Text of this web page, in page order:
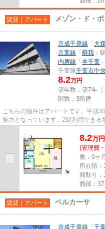
賃貸｜アパート メゾン・ド・
京成千原線 「 大
京葉線 「 蘇我 」
内房線 「 本千葉
千葉県千葉市中
8.2万円
築年数：築7年 ｜
階数：3階建
こちらの物件はアパートです。平成
魅力となっています。2駅利用でき
8.2万円
(管理費
敷：0ヶ
所在階：
間取り
面積：
賃貸｜アパート ベルカーサ
京成千原線 「 千